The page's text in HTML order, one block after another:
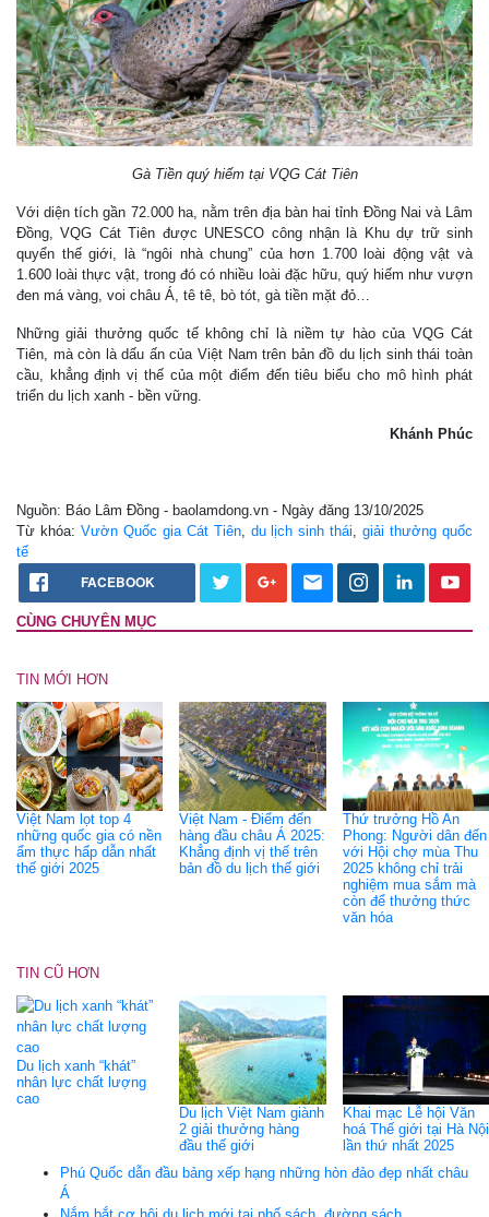
Gà Tiền quý hiếm tại VQG Cát Tiên
Với diện tích gần 72.000 ha, nằm trên địa bàn hai tỉnh Đồng Nai và Lâm
Đồng, VQG Cát Tiên được UNESCO công nhận là Khu dự trữ sinh
quyển thế giới, là “ngôi nhà chung” của hơn 1.700 loài động vật và
1.600 loài thực vật, trong đó có nhiều loài đặc hữu, quý hiếm như vượn
đen má vàng, voi châu Á, tê tê, bò tót, gà tiền mặt đỏ…
Những giải thưởng quốc tế không chỉ là niềm tự hào của VQG Cát
Tiên, mà còn là dấu ấn của Việt Nam trên bản đồ du lịch sinh thái toàn
cầu, khẳng định vị thế của một điểm đến tiêu biểu cho mô hình phát
triển du lịch xanh - bền vững.
Khánh Phúc
Nguồn: Báo Lâm Đồng - baolamdong.vn - Ngày đăng 13/10/2025
Từ khóa: Vườn Quốc gia Cát Tiên, du lịch sinh thái,giải thưởng quốc
tế
FACEBOOK
CÙNG CHUYÊN MỤC
TIN MỚI HƠN
Việt Nam lọt top 4
những quốc gia có nền
ẩm thực hấp dẫn nhất
thế giới 2025
Việt Nam - Điểm đến
hàng đầu châu Á 2025:
Khẳng định vị thế trên
bản đồ du lịch thế giới
Thứ trưởng Hồ An
Phong: Người dân đến
với Hội chợ mùa Thu
2025 không chỉ trải
nghiệm mua sắm mà
còn để thưởng thức
văn hóa
TIN CŨ HƠN
Du lịch xanh “khát”
nhân lực chất lượng
cao
Du lịch Việt Nam giành
2 giải thưởng hàng
đầu thế giới
Khai mạc Lễ hội Văn
hoá Thế giới tại Hà Nội
lần thứ nhất 2025
Phú Quốc dẫn đầu bảng xếp hạng những hòn đảo đẹp nhất châu
Á